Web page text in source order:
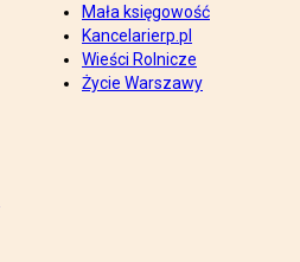
Mała księgowość
Kancelarierp.pl
Wieści Rolnicze
Życie Warszawy